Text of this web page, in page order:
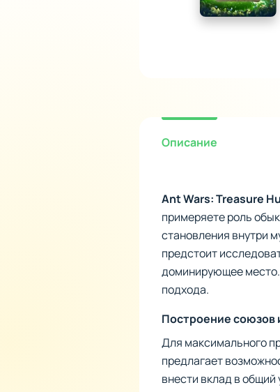
Описание
Ant Wars: Treasure
примеряете роль
становления внутри
предстоит
доминирующее место.
подхода.
Построение союзов
Для максимального
предлагает
внести вклад в общий